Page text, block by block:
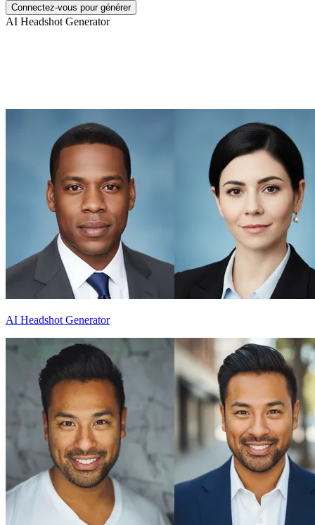
Connectez-vous pour générer
AI Headshot Generator
AI Headshot Generator